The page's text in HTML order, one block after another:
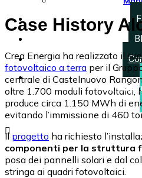

Case History
Crea Energia ha realizzato il
fotovoltaico a terra per il
centrale di Castelnuovo
oltre 1.700 moduli fotovoltaici,
produce circa 1.150 MWh di
evitando l’immissione di 460
Il progetto ha richiesto
componenti per la struttura
posa dei pannelli solari e dal
stringa ai quadri fotovoltaici.